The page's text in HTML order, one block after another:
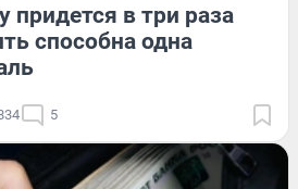
придется в три раза
способна одна
5